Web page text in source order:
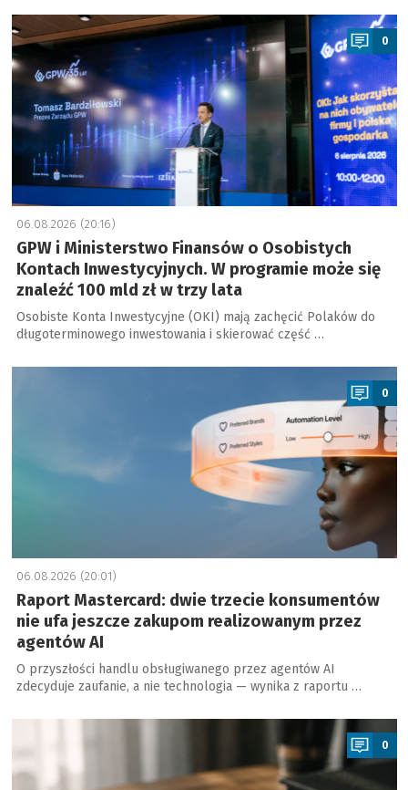
a
0
06.08.2026 (20:16)
GPW i Ministerstwo Finansów o Osobistych
Kontach Inwestycyjnych. W programie może się
znaleźć 100 mld zł w trzy lata
Osobiste Konta Inwestycyjne (OKI) mają zachęcić Polaków do
długoterminowego inwestowania i skierować część …
a
0
06.08.2026 (20:01)
Raport Mastercard: dwie trzecie konsumentów
nie ufa jeszcze zakupom realizowanym przez
agentów AI
O przyszłości handlu obsługiwanego przez agentów AI
zdecyduje zaufanie, a nie technologia — wynika z raportu …
a
0